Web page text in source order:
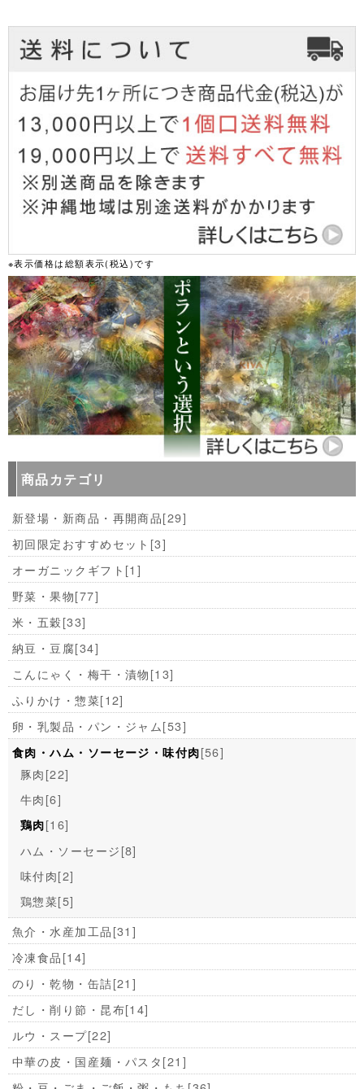
※表示価格は総額表示(税込)です
商品カテゴリ
新登場・新商品・再開商品[29]
初回限定おすすめセット [3]
オーガニックギフト [1]
野菜・果物[77]
米・五穀[33]
納豆・豆腐[34]
こんにゃく・梅干・漬物[13]
ふりかけ・惣菜[12]
卵・乳製品・パン・ジャム[53]
食肉・ハム・ソーセージ・味付肉[56]
豚肉[22]
牛肉[6]
鶏肉[16]
ハム・ソーセージ[8]
味付肉[2]
鶏惣菜[5]
魚介・水産加工品[31]
冷凍食品[14]
のり・乾物・缶詰[21]
だし・削り節・昆布[14]
ルウ・スープ[22]
中華の皮・国産麺・パスタ[21]